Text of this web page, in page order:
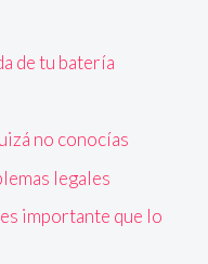
de tu batería
no conocías
legales
importante que lo